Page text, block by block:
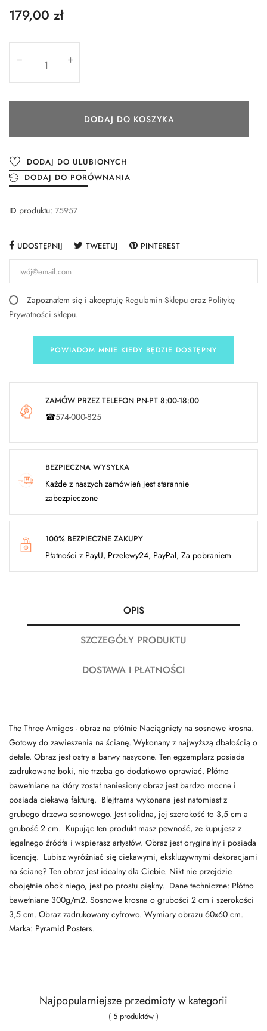
179,00 zł
DODAJ DO KOSZYKA
DODAJ DO ULUBIONYCH
DODAJ DO PORÓWNANIA
ID produktu: 75957
UDOSTĘPNIJ TWEETUJ PINTEREST
Zapoznałem się i akceptuję Regulamin Sklepu oraz Politykę
Prywatności sklepu.
POWIADOM MNIE KIEDY BĘDZIE DOSTĘPNY
ZAMÓW PRZEZ TELEFON PN-PT 8:00-18:00
☎574-000-825
BEZPIECZNA WYSYŁKA
Każde z naszych zamówień jest starannie
zabezpieczone
100% BEZPIECZNE ZAKUPY
Płatności z PayU, Przelewy24, PayPal, Za pobraniem
OPIS
SZCZEGÓŁY PRODUKTU
DOSTAWA I PŁATNOŚCI
The Three Amigos - obraz na płótnie Naciągnięty na sosnowe krosna.
Gotowy do zawieszenia na ścianę. Wykonany z najwyższą dbałością o
detale. Obraz jest ostry a barwy nasycone. Ten egzemplarz posiada
zadrukowane boki, nie trzeba go dodatkowo oprawiać. Płótno
bawełniane na który został naniesiony obraz jest bardzo mocne i
posiada ciekawą fakturę. Blejtrama wykonana jest natomiast z
grubego drzewa sosnowego. Jest solidna, jej szerokość to 3,5 cm a
grubość 2 cm. Kupując ten produkt masz pewność, że kupujesz z
legalnego źródła i wspierasz artystów. Obraz jest oryginalny i posiada
licencję. Lubisz wyróżniać się ciekawymi, ekskluzywnymi dekoracjami
na ścianę? Ten obraz jest idealny dla Ciebie. Nikt nie przejdzie
obojętnie obok niego, jest po prostu piękny. Dane techniczne: Płótno
bawełniane 300g/m2. Sosnowe krosna o grubości 2 cm i szerokości
3,5 cm. Obraz zadrukowany cyfrowo. Wymiary obrazu 60x60 cm.
Marka: Pyramid Posters.
Najpopularniejsze przedmioty w kategorii
( 5 produktów )